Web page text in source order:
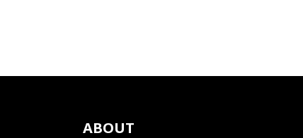
ABOUT